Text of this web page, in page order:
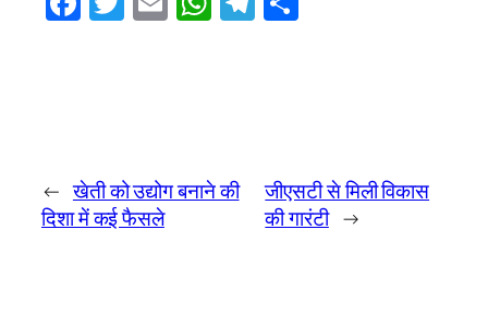
← खेती को उद्योग बनाने की
दिशा में कई फैसले
जीएसटी से मिली विकास
की गारंटी →